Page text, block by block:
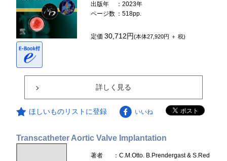
出版年
：2023年
ページ数 ：518pp.
定価30,712円(本体27,920円 ＋ 税)
詳しく見る
ほしいものリストに登録 いいね
Transcatheter Aortic Valve Implantation
著者
：C.M.Otto. B.Prendergast & S.Red